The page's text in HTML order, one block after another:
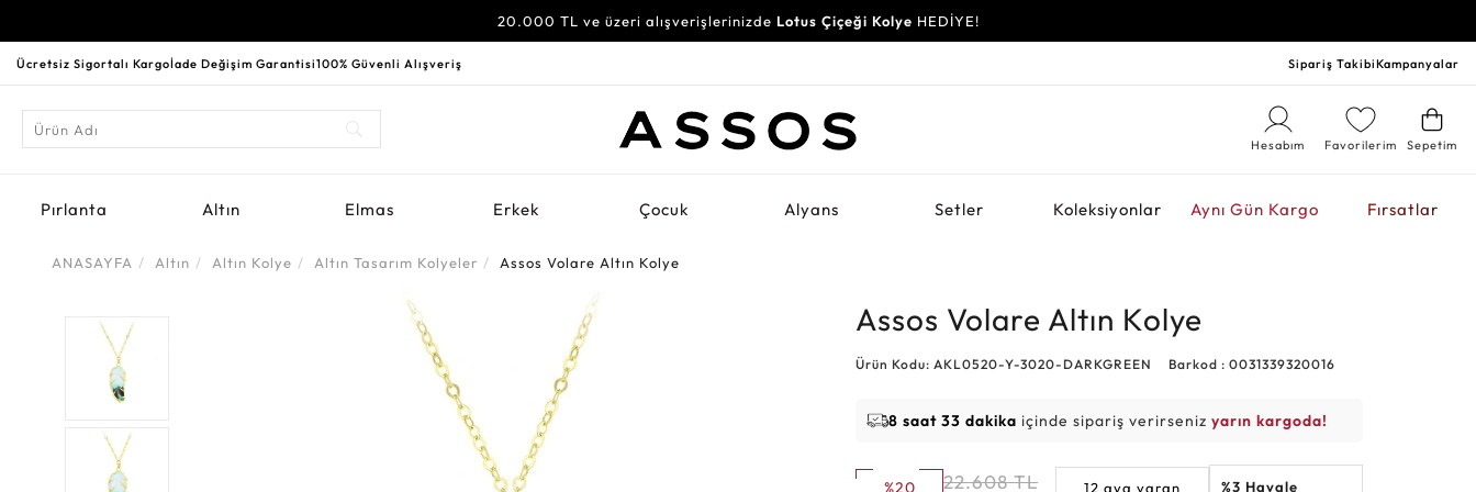
20.000 TL ve üzeri alışverişlerinizde Lotus Çiçeği Kolye HEDİYE!
Ücretsiz Sigortalı Kargoİade Değişim Garantisi100% Güvenli Alışveriş Sipariş TakibiKampanyalar
Sepetim
Favorilerim
Hesabım
Pırlanta Altın Elmas Erkek Çocuk Alyans Setler Koleksiyonlar Aynı Gün Kargo Fırsatlar
ANASAYFA Altın Altın Kolye Altın Tasarım Kolyeler Assos Volare Altın Kolye
Assos Volare Altın Kolye
Ürün Kodu: AKL0520-Y-3020-DARKGREEN Barkod : 0031339320016
8 saat 33 dakika içinde sipariş verirsenizyarın kargoda!
%20
22.608 TL
12 aya varan
%3 Havale